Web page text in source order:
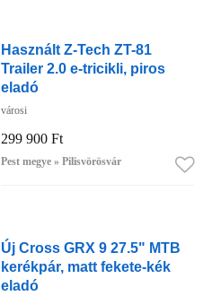
Használt Z-Tech ZT-81
Trailer 2.0 e-tricikli, piros
eladó
városi
299 900 Ft
Pest megye » Pilisvörösvár
Új Cross GRX 9 27.5" MTB
kerékpár, matt fekete-kék
eladó